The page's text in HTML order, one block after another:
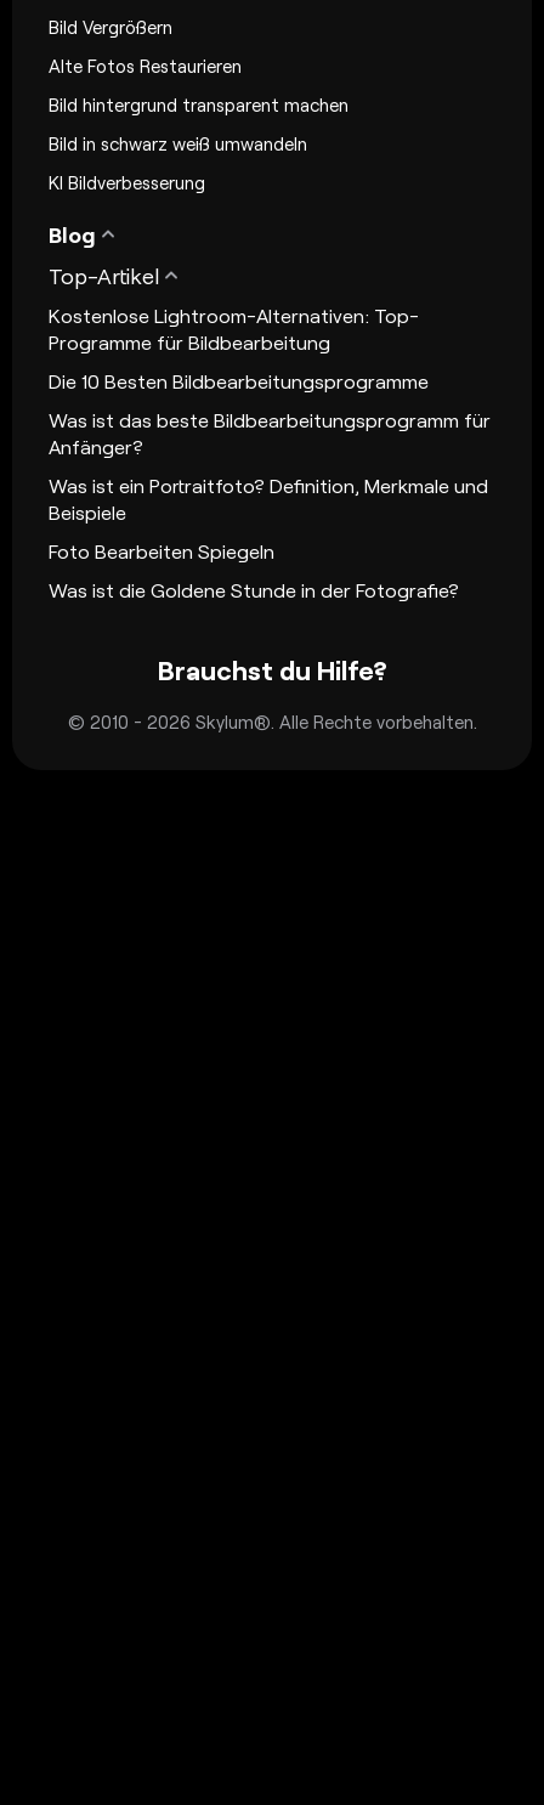
Bild Vergrößern
Alte Fotos Restaurieren
Bild hintergrund transparent machen
Bild in schwarz weiß umwandeln
KI Bildverbesserung
Blog
Top-Artikel
Kostenlose Lightroom-Alternativen: Top-
Programme für Bildbearbeitung
Die 10 Besten Bildbearbeitungsprogramme
Was ist das beste Bildbearbeitungsprogramm für
Anfänger?
Was ist ein Portraitfoto? Definition, Merkmale und
Beispiele
Foto Bearbeiten Spiegeln
Was ist die Goldene Stunde in der Fotografie?
Brauchst du Hilfe?
© 2010 - 2026 Skylum®. Alle Rechte vorbehalten.